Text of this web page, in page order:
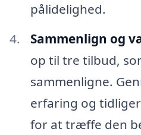
pålidelighed.
Sammenlign og
op til tre tilbud,
sammenligne.
erfaring og
for at træffe den